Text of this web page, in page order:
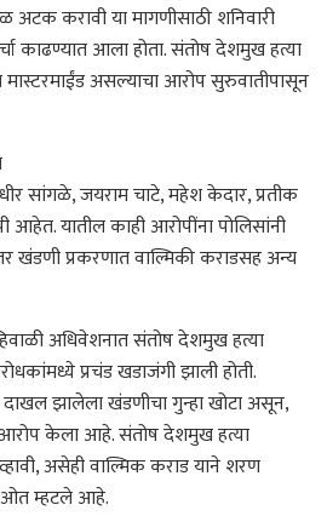
अटक करावी या मागणीसाठी शनिवारी
काढण्यात आला होता. संतोष देशमुख हत्या
मास्टरमाईंड असल्याचा आरोप सुरुवातीपासून
सांगळे, जयराम चाटे, महेश केदार, प्रतीक
आहेत. यातील काही आरोपींना पोलिसांनी
खंडणी प्रकरणात वाल्मिकी कराडसह अन्य
अधिवेशनात संतोष देशमुख हत्या
प्रचंड खडाजंगी झाली होती.
दाखल झालेला खंडणीचा गुन्हा खोटा असून,
केला आहे. संतोष देशमुख हत्या
असेही वाल्मिक कराड याने शरण
म्हटले आहे.